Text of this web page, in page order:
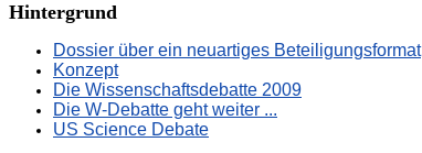
Hintergrund
Dossier über ein neuartiges Beteiligungsformat
Konzept
Die Wissenschaftsdebatte 2009
Die W-Debatte geht weiter ...
US Science Debate